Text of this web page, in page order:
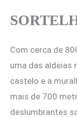
Com cerca de
uma das aldeias
castelo e a
mais de 700
deslumbrantes